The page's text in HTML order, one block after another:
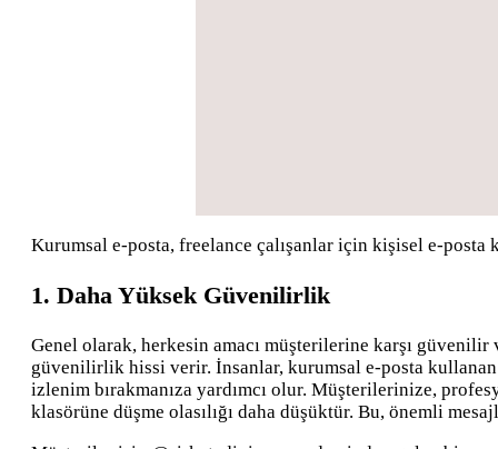
Kurumsal e-posta, freelance çalışanlar için kişisel e-
1. Daha Yüksek Güvenilirlik
Genel olarak, herkesin amacı müşterilerine karşı
güvenilirlik hissi verir. İnsanlar, kurumsal e-posta
izlenim bırakmanıza yardımcı olur. Müşterilerinize,
klasörüne düşme olasılığı daha düşüktür. Bu, önemli